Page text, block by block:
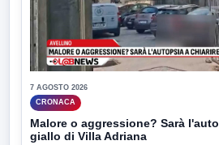
7 AGOSTO 2026
CRONACA
Malore o aggressione? Sarà
giallo di Villa Adriana